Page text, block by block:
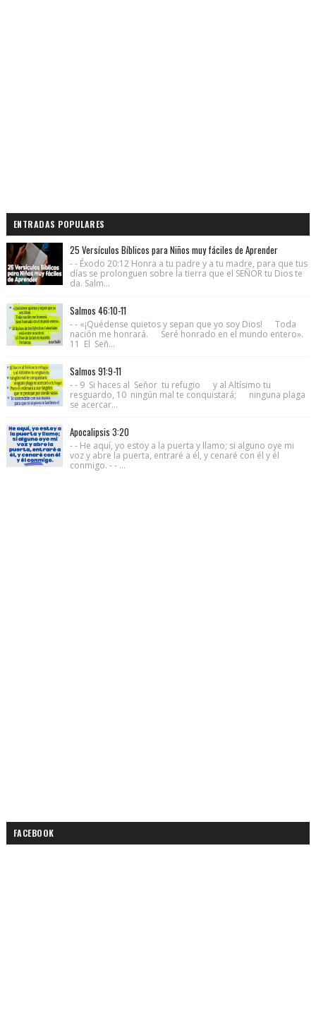
ENTRADAS POPULARES
25 Versículos Bíblicos para Niños muy fáciles de Aprender
- - Éxodo 20:12 Honra a tu padre y a tu madre, para que tus
días se prolonguen sobre la tierra que el SEÑOR tu Dios te
da. Salm...
Salmos 46:10-11
- - «¡Quédense quietos y sepan que yo soy Dios! Toda
nación me honrará. Seré honrado en el mundo entero».
11 El Señ...
Salmos 91:9-11
- - 9 Si haces al Señor tu refugio y al Altísimo tu
resguardo, 10 ningún mal te conquistará; ninguna plaga
se acercar...
Apocalipsis 3:20
- - He aquí, yo estoy a la puerta y llamo; si alguno oye mi
voz y abre la puerta, entraré a él, y cenaré con él y él
conmigo. - - ...
FACEBOOK